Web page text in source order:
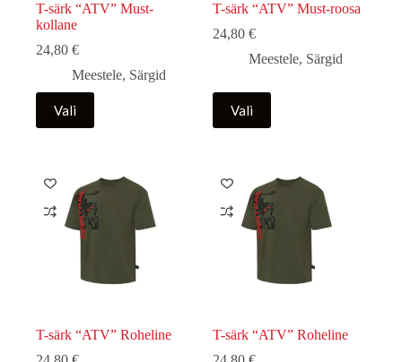
T-särk “ATV” Must-
kollane
24,80 €
Meestele, Särgid
Vali
Sellel
tootel
on
Valikuid
teha
tootelehel.
T-särk “ATV” Must-roosa
24,80 €
Meestele, Särgid
Vali
Sellel
tootel
on
Valikuid
teha
tootelehel.
T-särk “ATV” Roheline
T-särk “ATV” Roheline